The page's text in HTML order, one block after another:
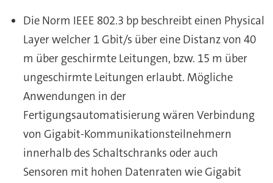
Die Norm IEEE 802.3 bp beschreibt einen Physical
Layer welcher 1 Gbit/s über eine Distanz von 40
m über geschirmte Leitungen, bzw. 15 m über
ungeschirmte Leitungen erlaubt. Mögliche
Anwendungen in der
Fertigungsautomatisierung wären Verbindung
von Gigabit-Kommunikationsteilnehmern
innerhalb des Schaltschranks oder auch
Sensoren mit hohen Datenraten wie Gigabit